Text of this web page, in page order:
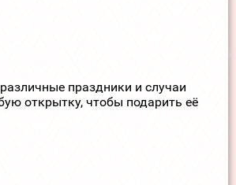
праздники и случаи
открытку, чтобы подарить её